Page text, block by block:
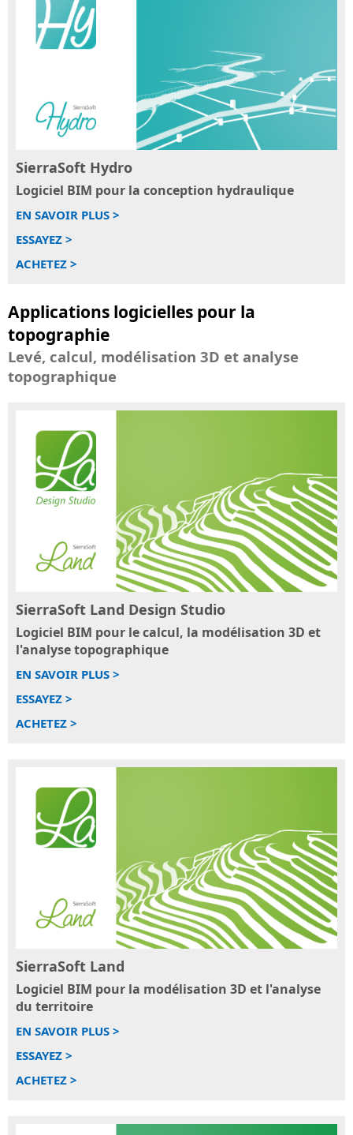
SierraSoft
Survey
Logiciel
calcul
compensation
des
mesures
topographiques
SierraSoft
Education
Compléter
universitaire
et
des
compétences
sur
produits
SierraSoft
SierraSoft Hydro
Logiciel BIM pour la conception hydraulique
EN SAVOIR PLUS >
ESSAYEZ >
ACHETEZ >
Applications logicielles pour la
topographie
Levé, calcul, modélisation 3D et analyse
topographique
SierraSoft Land Design Studio
Logiciel BIM pour le calcul, la modélisation 3D et
l'analyse topographique
EN SAVOIR PLUS >
ESSAYEZ >
ACHETEZ >
SierraSoft Land
Logiciel BIM pour la modélisation 3D et l'analyse
du territoire
EN SAVOIR PLUS >
ESSAYEZ >
ACHETEZ >